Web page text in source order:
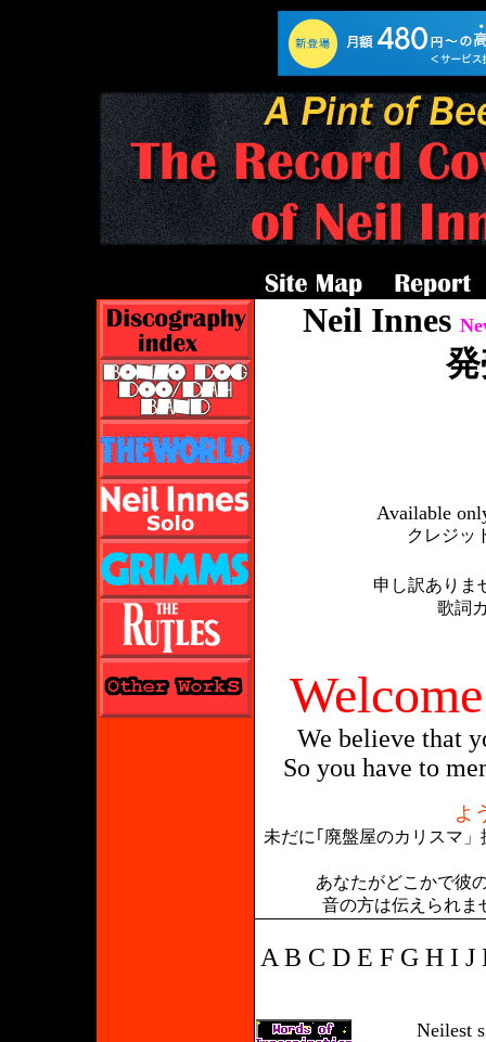
Neil Innes
Available
クレジッ
申し訳ありま
歌詞
We believe that
So you have to
よ
未だに｢廃盤屋のカリスマ
あなたがどこかで彼
音の方は伝えられま
A B C D E F G H I J
Neilest